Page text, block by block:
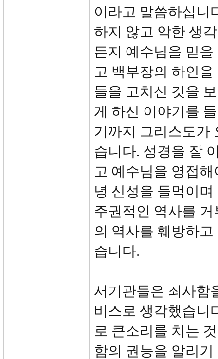
이라고 말씀하십니
하지 않고 악한 생
든지 예수님을 믿
고 백부장의 하인
들을 고치신 것을
게 하신 이야기를
기까지 그리스도가
습니다. 성경을 잘
고 예수님을 영접
녕 신성을 들먹이
주권적인 역사를
의 역사를 훼방하
습니다.
서기관들은 죄사함
비스로 생각했습니
로 큰소리를 치는
함의 권능을 알리